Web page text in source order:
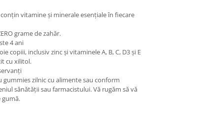
vitamine și minerale esențiale în fiecare
grame de zahăr.
4 ani
copiii, inclusiv zinc și vitaminele A, B, C, D3 și E
cu xilitol.
zilnic cu alimente sau conform
sănătății sau farmacistului. Vă rugăm să vă
gumă.